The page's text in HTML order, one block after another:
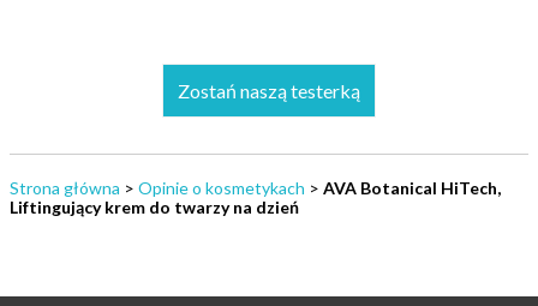
Zostań naszą testerką
Strona główna > Opinie o kosmetykach > AVA Botanical HiTech,
Liftingujący krem do twarzy na dzień